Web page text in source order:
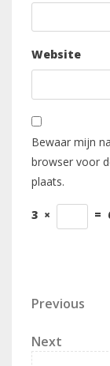
Website
Bewaar mijn
browser voor
plaats.
3 × =
Previous
Previous
Next
Post
Next